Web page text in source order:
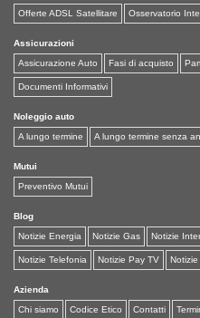
Offerte ADSL Satellitare Osservatorio
Assicurazioni
Assicurazione Auto
Fasi di acquisto
Documenti Informativi
Noleggio auto
A lungo termine
A lungo termine senza
Mutui
Preventivo Mutui
Blog
Notizie Energia
Notizie Gas Notizie
Notizie Telefonia Notizie Pay TV
Azienda
Chi siamo
Codice Etico Contatti